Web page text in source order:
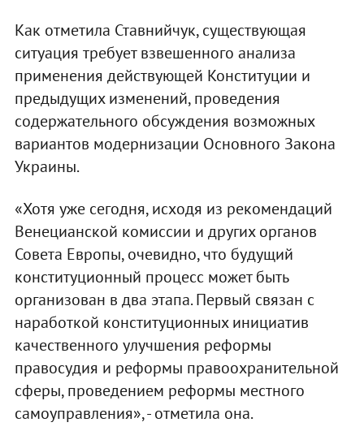
Как отметила Ставнийчук, существующая
ситуация требует взвешенного анализа
применения действующей Конституции и
предыдущих изменений, проведения
содержательного обсуждения возможных
вариантов модернизации Основного Закона
Украины.
«Хотя уже сегодня, исходя из рекомендаций
Венецианской комиссии и других органов
Совета Европы, очевидно, что будущий
конституционный процесс может быть
организован в два этапа. Первый связан с
наработкой конституционных инициатив
качественного улучшения реформы
правосудия и реформы правоохранительной
сферы, проведением реформы местного
самоуправления», - отметила она.